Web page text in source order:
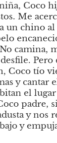
Coco
Me
un chino
camina,
Pero
Coco tío
y cantar
el
padre,
y
y